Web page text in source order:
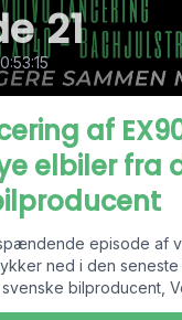
21
af
elbiler fra
episode af
ned i den
bilproducent,